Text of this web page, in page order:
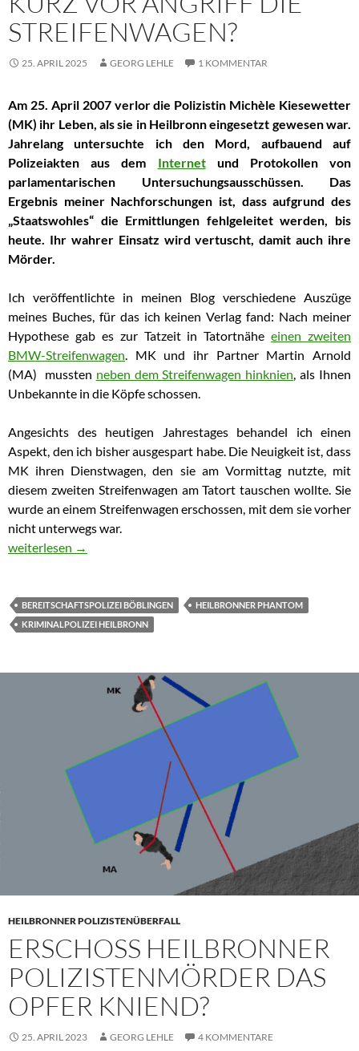
STREIFENWAGEN?
25. APRIL 2025 GEORG LEHLE 1 KOMMENTAR
Am 25. April 2007 verlor die Polizistin Michèle Kiesewetter
(MK) ihr Leben, als sie in Heilbronn eingesetzt gewesen war.
Jahrelang untersuchte ich den Mord, aufbauend auf
Polizeiakten aus dem Internetund Protokollen von
parlamentarischen Untersuchungsausschüssen. Das
Ergebnis meiner Nachforschungen ist, dass aufgrund des
„Staatswohles“ die Ermittlungen fehlgeleitet werden, bis
heute. Ihr wahrer Einsatz wird vertuscht, damit auch ihre
Mörder.
Ich veröffentlichte in meinen Blog verschiedene Auszüge
meines Buches, für das ich keinen Verlag fand: Nach meiner
Hypothese gab es zur Tatzeit in Tatortnäheeinen zweiten
BMW-Streifenwagen. MK und ihr Partner Martin Arnold
(MA) mussten neben dem Streifenwagen hinknien, als Ihnen
Unbekannte in die Köpfe schossen.
Angesichts des heutigen Jahrestages behandel ich einen
Aspekt, den ich bisher ausgespart habe. Die Neuigkeit ist, dass
MK ihren Dienstwagen, den sie am Vormittag nutzte, mit
diesem zweiten Streifenwagen am Tatort tauschen wollte. Sie
wurde an einem Streifenwagen erschossen, mit dem sie vorher
nicht unterwegs war.
Polizistenmord von Heilbronn – wechselten Polizisten kurz vor
weiterlesen →
BEREITSCHAFTSPOLIZEI BÖBLINGEN
HEILBRONNER PHANTOM
KRIMINALPOLIZEI HEILBRONN
HEILBRONNER POLIZISTENÜBERFALL
ERSCHOSS HEILBRONNER
POLIZISTENMÖRDER DAS
OPFER KNIEND?
25. APRIL 2023 GEORG LEHLE 4 KOMMENTARE